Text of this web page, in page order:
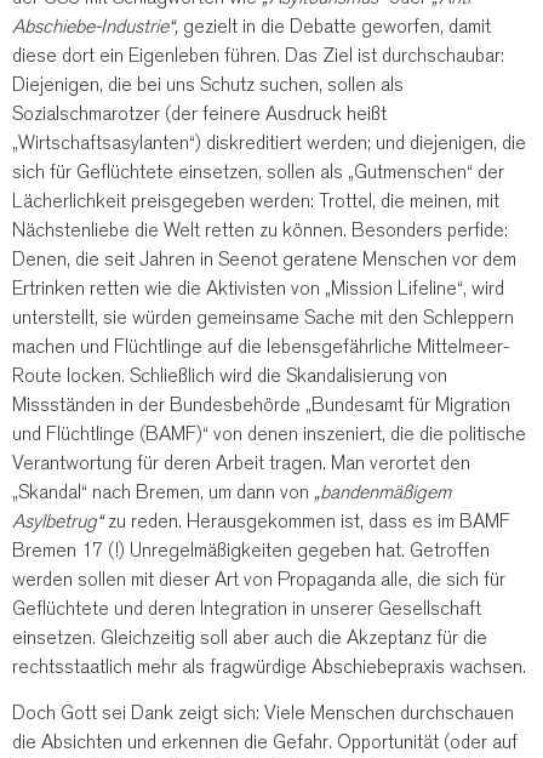
Abschiebe-Industrie“, gezielt in die Debatte geworfen, damit
diese dort ein Eigenleben führen. Das Ziel ist durchschaubar:
Diejenigen, die bei uns Schutz suchen, sollen als
Sozialschmarotzer (der feinere Ausdruck heißt
„Wirtschaftsasylanten“) diskreditiert werden; und diejenigen, die
sich für Geflüchtete einsetzen, sollen als „Gutmenschen“ der
Lächerlichkeit preisgegeben werden: Trottel, die meinen, mit
Nächstenliebe die Welt retten zu können. Besonders perfide:
Denen, die seit Jahren in Seenot geratene Menschen vor dem
Ertrinken retten wie die Aktivisten von „Mission Lifeline“, wird
unterstellt, sie würden gemeinsame Sache mit den Schleppern
machen und Flüchtlinge auf die lebensgefährliche Mittelmeer-
Route locken. Schließlich wird die Skandalisierung von
Missständen in der Bundesbehörde „Bundesamt für Migration
und Flüchtlinge (BAMF)“ von denen inszeniert, die die politische
Verantwortung für deren Arbeit tragen. Man verortet den
„Skandal“ nach Bremen, um dann von „bandenmäßigem
Asylbetrug“zu reden. Herausgekommen ist, dass es im BAMF
Bremen 17 (!) Unregelmäßigkeiten gegeben hat. Getroffen
werden sollen mit dieser Art von Propaganda alle, die sich für
Geflüchtete und deren Integration in unserer Gesellschaft
einsetzen. Gleichzeitig soll aber auch die Akzeptanz für die
rechtsstaatlich mehr als fragwürdige Abschiebepraxis wachsen.
Doch Gott sei Dank zeigt sich: Viele Menschen durchschauen
die Absichten und erkennen die Gefahr. Opportunität (oder auf